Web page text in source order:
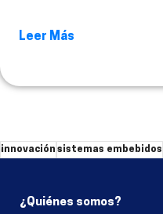
Leer Más
innovación sistemas embebidos
¿Quiénes somos?